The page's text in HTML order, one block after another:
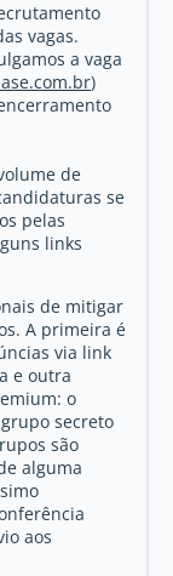
vagas.
a vaga
)
de
se
pelas
links
de mitigar
A primeira é
via link
e outra
o
secreto
são
alguma
aos